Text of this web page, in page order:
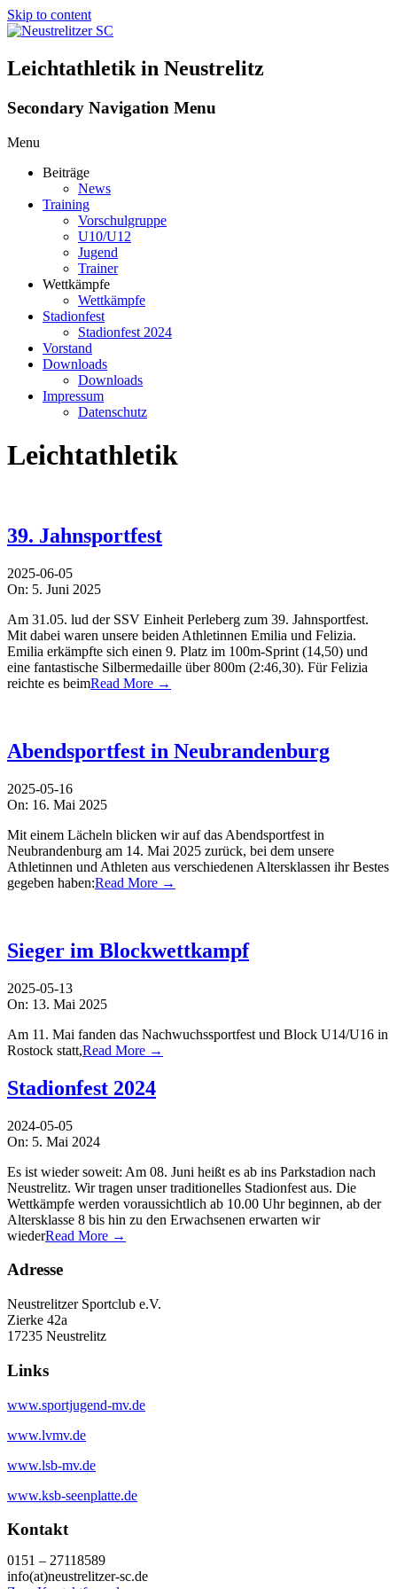
Skip to content
Leichtathletik in Neustrelitz
Secondary Navigation Menu
Menu
Beiträge
News
Training
Vorschulgruppe
U10/U12
Jugend
Trainer
Wettkämpfe
Wettkämpfe
Stadionfest
Stadionfest 2024
Vorstand
Downloads
Downloads
Impressum
Datenschutz
Leichtathletik
39. Jahnsportfest
2025-06-05
On: 5. Juni 2025
Am 31.05. lud der SSV Einheit Perleberg zum 39. Jahnsportfest.
Mit dabei waren unsere beiden Athletinnen Emilia und Felizia.
Emilia erkämpfte sich einen 9. Platz im 100m-Sprint (14,50) und
eine fantastische Silbermedaille über 800m (2:46,30). Für Felizia
reichte es beimRead More →
Abendsportfest in Neubrandenburg
2025-05-16
On: 16. Mai 2025
Mit einem Lächeln blicken wir auf das Abendsportfest in
Neubrandenburg am 14. Mai 2025 zurück, bei dem unsere
Athletinnen und Athleten aus verschiedenen Altersklassen ihr Bestes
gegeben haben:Read More →
Sieger im Blockwettkampf
2025-05-13
On: 13. Mai 2025
Am 11. Mai fanden das Nachwuchssportfest und Block U14/U16 in
Rostock statt,Read More →
Stadionfest 2024
2024-05-05
On: 5. Mai 2024
Es ist wieder soweit: Am 08. Juni heißt es ab ins Parkstadion nach
Neustrelitz. Wir tragen unser traditionelles Stadionfest aus. Die
Wettkämpfe werden voraussichtlich ab 10.00 Uhr beginnen, ab der
Altersklasse 8 bis hin zu den Erwachsenen erwarten wir
wiederRead More →
Adresse
Neustrelitzer Sportclub e.V.
Zierke 42a
17235 Neustrelitz
Links
www.sportjugend-mv.de
www.lvmv.de
www.lsb-mv.de
www.ksb-seenplatte.de
Kontakt
0151 – 27118589
info(at)neustrelitzer-sc.de